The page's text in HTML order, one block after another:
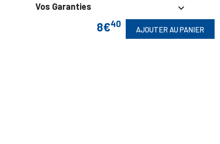
8€40
AJOUTER AU PANIER
Vos Garanties 
